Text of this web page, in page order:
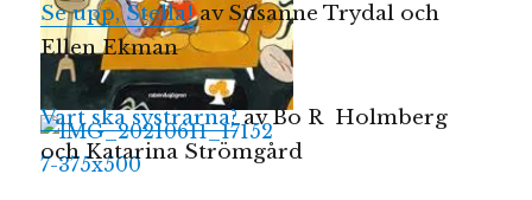
Se upp, Stella!av Susanne Trydal och
Ellen Ekman
Vart ska systrarna?av Bo R Holmberg
och Katarina Strömgård